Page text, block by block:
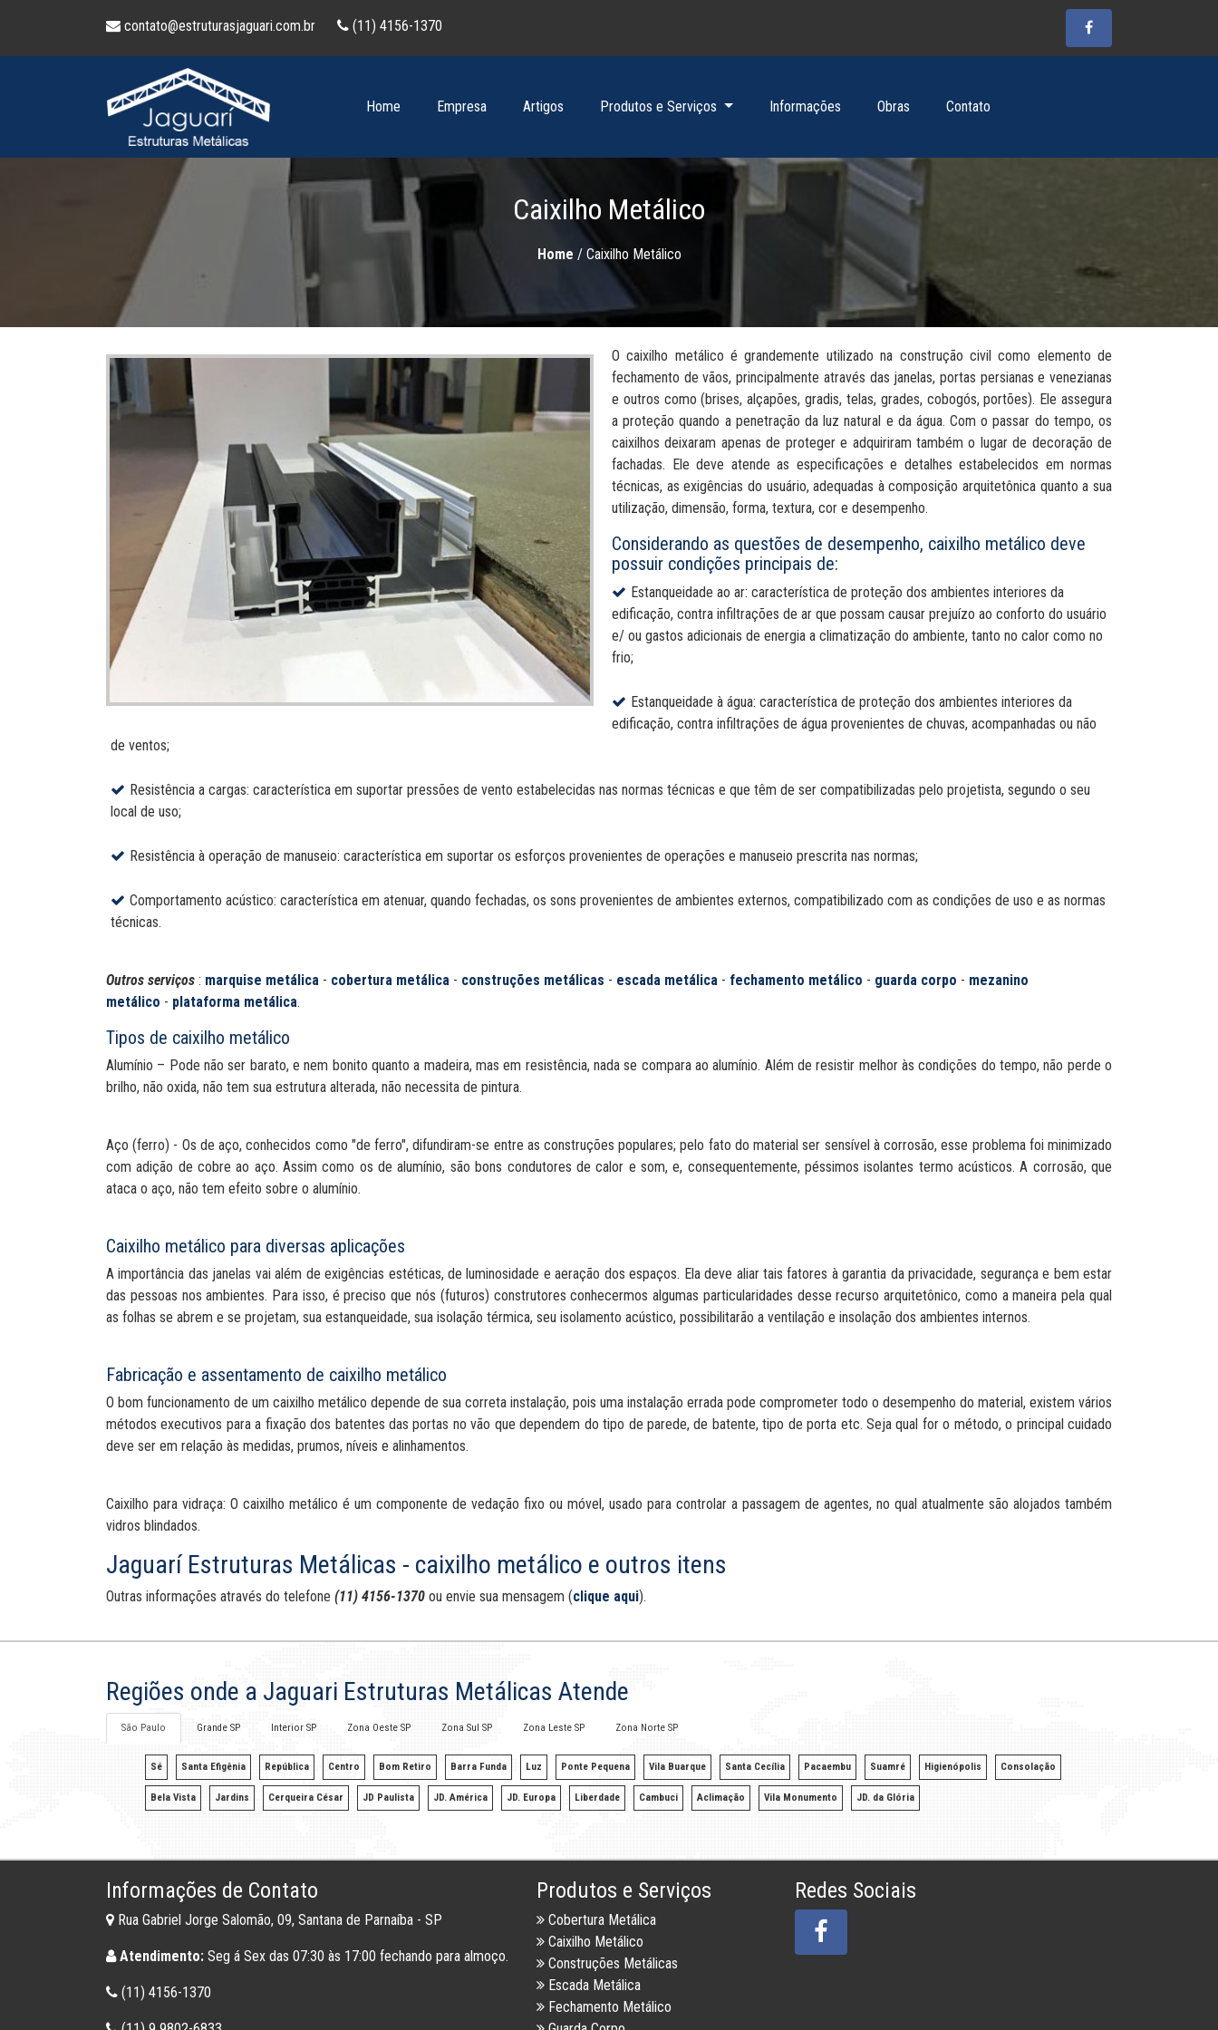
contato@estruturasjaguari.com.br (11) 4156-1370
Home Empresa Artigos Produtos e Serviços Informações Obras Contato
Caixilho Metálico
Home / Caixilho Metálico
O caixilho metálico é grandemente utilizado na construção civil como elemento de
fechamento de vãos, principalmente através das janelas, portas persianas e venezianas
e outros como (brises, alçapões, gradis, telas, grades, cobogós, portões). Ele assegura
a proteção quando a penetração da luz natural e da água. Com o passar do tempo, os
caixilhos deixaram apenas de proteger e adquiriram também o lugar de decoração de
fachadas. Ele deve atende as especificações e detalhes estabelecidos em normas
técnicas, as exigências do usuário, adequadas à composição arquitetônica quanto a sua
utilização, dimensão, forma, textura, cor e desempenho.
Considerando as questões de desempenho, caixilho metálico deve
possuir condições principais de:
Estanqueidade ao ar: característica de proteção dos ambientes interiores da
edificação, contra infiltrações de ar que possam causar prejuízo ao conforto do usuário
e/ ou gastos adicionais de energia a climatização do ambiente, tanto no calor como no
frio;
Estanqueidade à água: característica de proteção dos ambientes interiores da
edificação, contra infiltrações de água provenientes de chuvas, acompanhadas ou não
de ventos;
Resistência a cargas: característica em suportar pressões de vento estabelecidas nas normas técnicas e que têm de ser compatibilizadas pelo projetista, segundo o seu
local de uso;
Resistência à operação de manuseio: característica em suportar os esforços provenientes de operações e manuseio prescrita nas normas;
Comportamento acústico: característica em atenuar, quando fechadas, os sons provenientes de ambientes externos, compatibilizado com as condições de uso e as normas
técnicas.
Outros serviços : marquise metálica - cobertura metálica - construções metálicas - escada metálica - fechamento metálico - guarda corpo - mezanino
metálico - plataforma metálica.
Tipos de caixilho metálico
Alumínio – Pode não ser barato, e nem bonito quanto a madeira, mas em resistência, nada se compara ao alumínio. Além de resistir melhor às condições do tempo, não perde o
brilho, não oxida, não tem sua estrutura alterada, não necessita de pintura.
Aço (ferro) - Os de aço, conhecidos como "de ferro", difundiram-se entre as construções populares; pelo fato do material ser sensível à corrosão, esse problema foi minimizado
com adição de cobre ao aço. Assim como os de alumínio, são bons condutores de calor e som, e, consequentemente, péssimos isolantes termo acústicos. A corrosão, que
ataca o aço, não tem efeito sobre o alumínio.
Caixilho metálico para diversas aplicações
A importância das janelas vai além de exigências estéticas, de luminosidade e aeração dos espaços. Ela deve aliar tais fatores à garantia da privacidade, segurança e bem estar
das pessoas nos ambientes. Para isso, é preciso que nós (futuros) construtores conhecermos algumas particularidades desse recurso arquitetônico, como a maneira pela qual
as folhas se abrem e se projetam, sua estanqueidade, sua isolação térmica, seu isolamento acústico, possibilitarão a ventilação e insolação dos ambientes internos.
Fabricação e assentamento de caixilho metálico
O bom funcionamento de um caixilho metálico depende de sua correta instalação, pois uma instalação errada pode comprometer todo o desempenho do material, existem vários
métodos executivos para a fixação dos batentes das portas no vão que dependem do tipo de parede, de batente, tipo de porta etc. Seja qual for o método, o principal cuidado
deve ser em relação às medidas, prumos, níveis e alinhamentos.
Caixilho para vidraça: O caixilho metálico é um componente de vedação fixo ou móvel, usado para controlar a passagem de agentes, no qual atualmente são alojados também
vidros blindados.
Jaguarí Estruturas Metálicas - caixilho metálico e outros itens
Outras informações através do telefone (11) 4156-1370 ou envie sua mensagem (clique aqui).
Regiões onde a Jaguari Estruturas Metálicas Atende
São Paulo Grande SP Interior SP Zona Oeste SP Zona Sul SP Zona Leste SP Zona Norte SP
Sé Santa Efigênia República Centro Bom Retiro Barra Funda Luz Ponte Pequena Vila Buarque Santa Cecília Pacaembu Suamré Higienópolis Consolação
Bela Vista Jardins Cerqueira César JD Paulista JD. América JD. Europa Liberdade Cambuci Aclimação Vila Monumento JD. da Glória
Informações de Contato
Rua Gabriel Jorge Salomão, 09, Santana de Parnaíba - SP
Atendimento: Seg á Sex das 07:30 às 17:00 fechando para almoço.
(11) 4156-1370
Produtos e Serviços
Cobertura Metálica
Caixilho Metálico
Construções Metálicas
Escada Metálica
Fechamento Metálico
Redes Sociais